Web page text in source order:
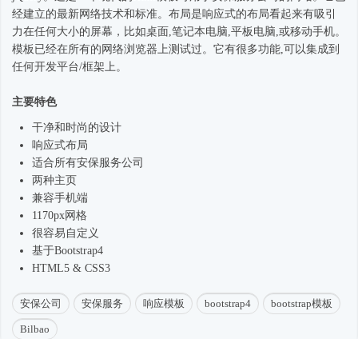
经建立的最新网络技术和标准。布局是响应式的布局看起来有吸引
力在任何大小的屏幕，比如桌面,笔记本电脑,平板电脑,或移动手机。
模板已经在所有的网络浏览器上测试过。它有很多功能,可以集成到
任何开发平台/框架上。
主要特色
干净和 时尚 的设计
响应式布局
适合所有安保服务公司
两种主页
兼容手机端
1170px网格
很容易自定义
基于Bootstrap4
HTML5 & CSS3
安保公司 安保服务 响应模板 bootstrap4 bootstrap模板
Bilbao